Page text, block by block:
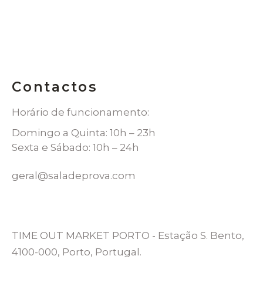
Contactos
Horário de funcionamento:
Domingo a Quinta: 10h – 23h
Sexta e Sábado: 10h – 24h
geral@saladeprova.com
TIME OUT MARKET PORTO - Estação S. Bento,
4100-000, Porto, Portugal.